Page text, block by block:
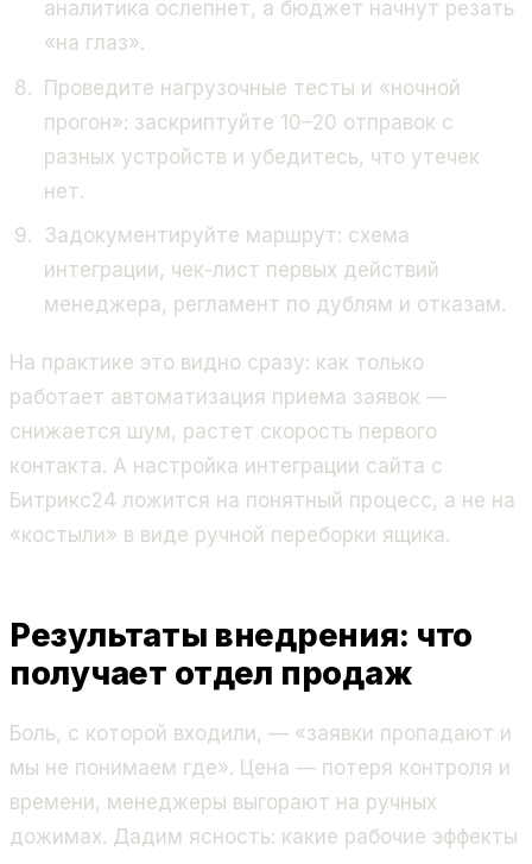
аналитика ослепнет, а бюджет начнут резать
«на глаз».
Проведите нагрузочные тесты и «ночной
прогон»: заскриптуйте 10–20 отправок с
разных устройств и убедитесь, что утечек
нет.
Задокументируйте маршрут: схема
интеграции, чек-лист первых действий
менеджера, регламент по дублям и отказам.
На практике это видно сразу: как только
работает автоматизация приема заявок —
снижается шум, растет скорость первого
контакта. А настройка интеграции сайта с
Битрикс24 ложится на понятный процесс, а не на
«костыли» в виде ручной переборки ящика.
Результаты внедрения: что
получает отдел продаж
Боль, с которой входили, — «заявки пропадают и
мы не понимаем где». Цена — потеря контроля и
времени, менеджеры выгорают на ручных
дожимах. Дадим ясность: какие рабочие эффекты